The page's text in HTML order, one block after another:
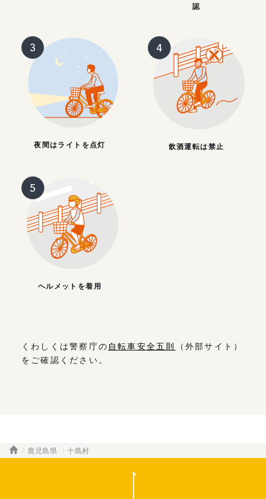
認
夜間はライトを点灯 飲酒運転は禁止
ヘルメットを着用
くわしくは警察庁の 自転車安全五則
（外部サイト）
をご確認ください。
鹿児島県 十島村